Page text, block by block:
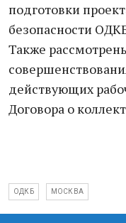
подготовки
безопасности
Также
действующих
Договора о
ОДКБ МОСКВА